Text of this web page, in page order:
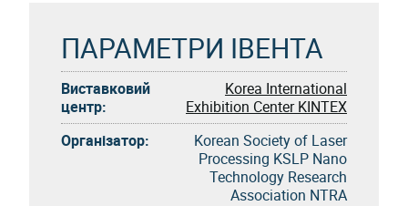
ПАРАМЕТРИ ІВЕНТА
Виставковий
центр:
Korea International
Exhibition Center KINTEX
Організатор:
Korean Society of Laser
Processing KSLP Nano
Technology Research
Association NTRA